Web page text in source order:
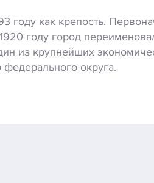
году как крепость.
году город
из крупнейших
округа.